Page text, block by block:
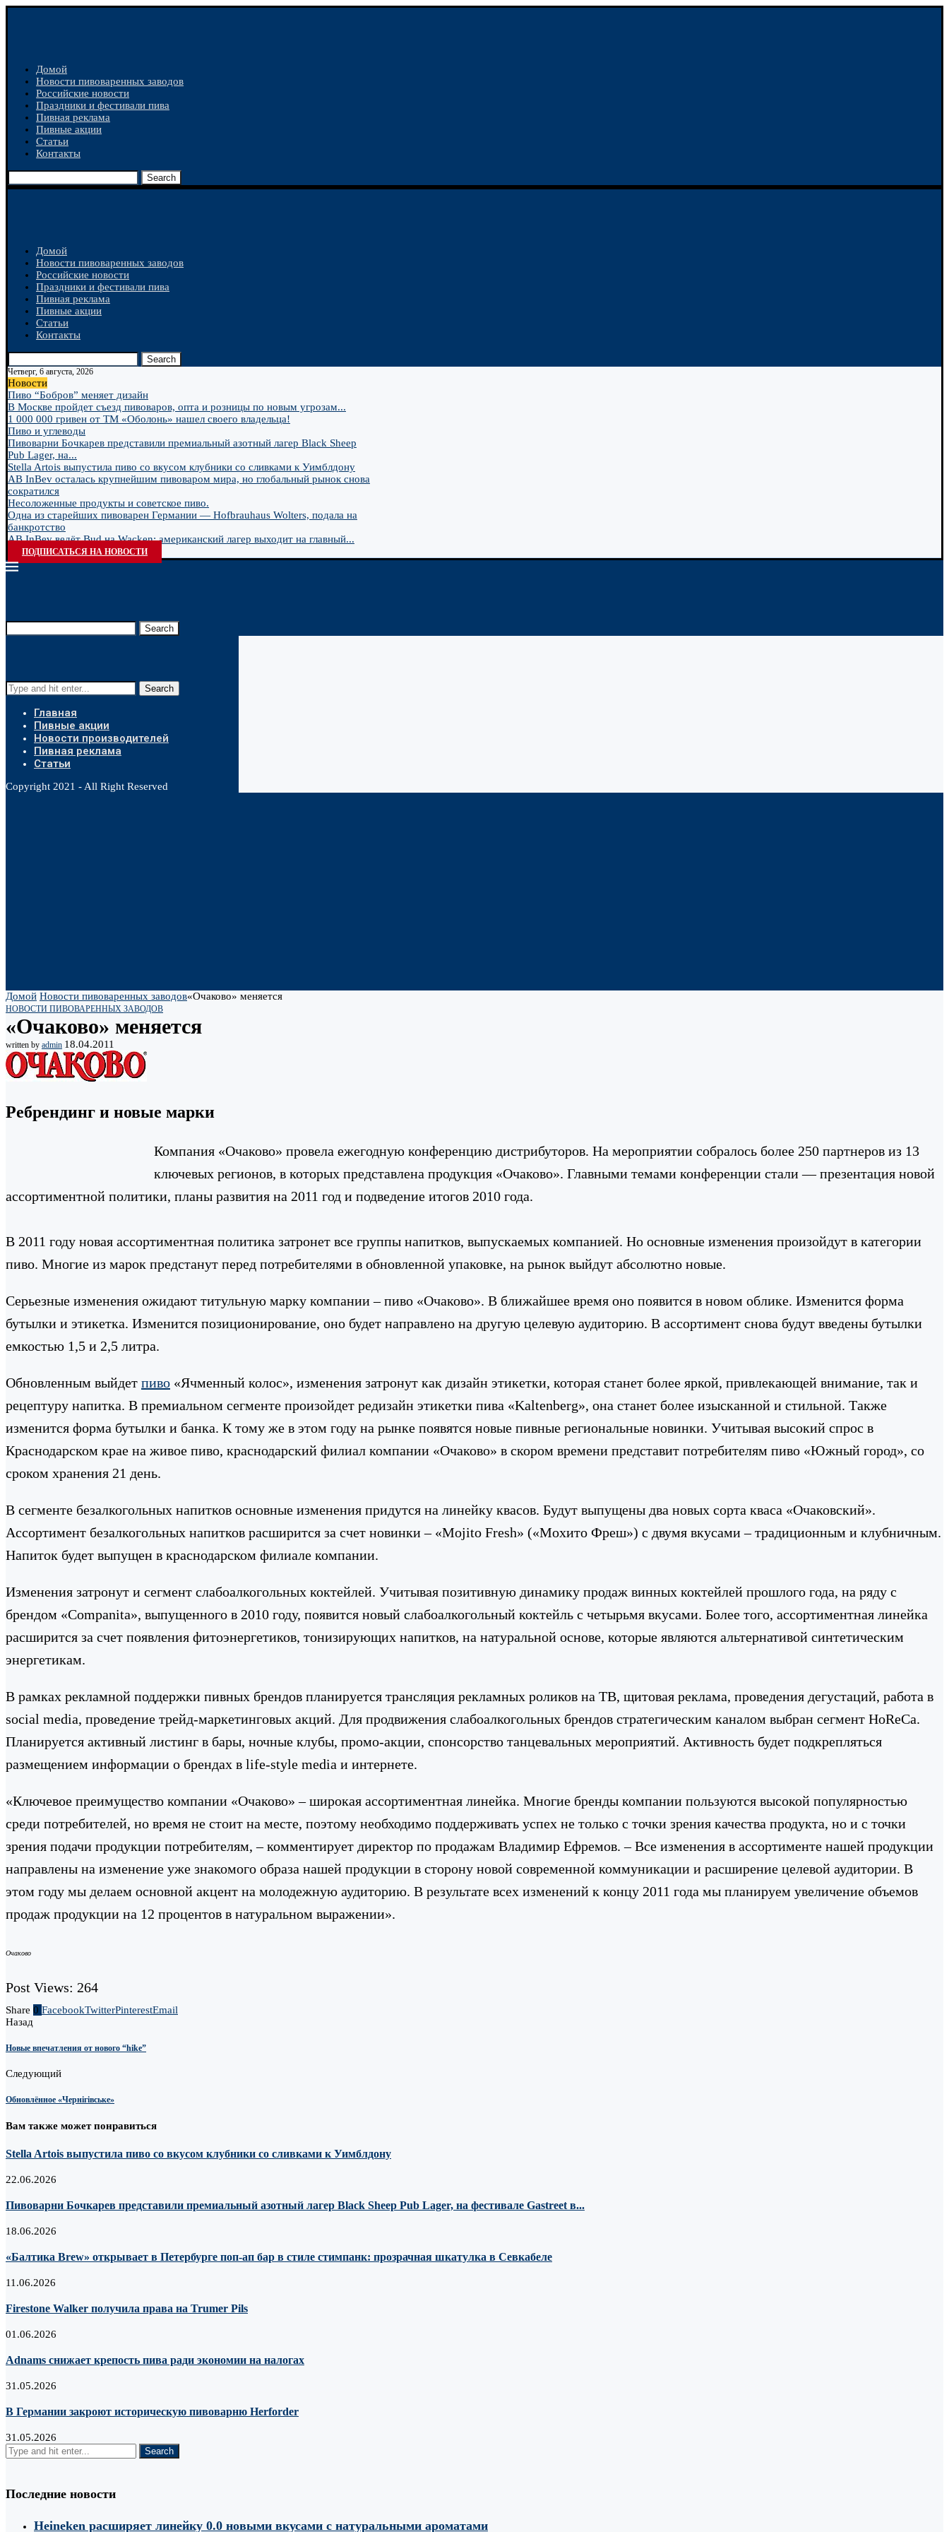
Домой
Новости пивоваренных заводов
Российские новости
Праздники и фестивали пива
Пивная реклама
Пивные акции
Статьи
Контакты
Search
Домой
Новости пивоваренных заводов
Российские новости
Праздники и фестивали пива
Пивная реклама
Пивные акции
Статьи
Контакты
Search
Четверг, 6 августа, 2026
Новости
Пиво “Бобров” меняет дизайн
В Москве пройдет съезд пивоваров, опта и розницы по новым угрозам...
1 000 000 гривен от ТМ «Оболонь» нашел своего владельца!
Пиво и углеводы
Пивоварни Бочкарев представили премиальный азотный лагер Black Sheep
Pub Lager, на...
Stella Artois выпустила пиво со вкусом клубники со сливками к Уимблдону
AB InBev осталась крупнейшим пивоваром мира, но глобальный рынок снова
сократился
Несоложенные продукты и советское пиво.
Одна из старейших пивоварен Германии — Hofbrauhaus Wolters, подала на
банкротство
AB InBev ведёт Bud на Wacken: американский лагер выходит на главный...
ПОДПИСАТЬСЯ НА НОВОСТИ
Search
Search
Главная
Пивные акции
Новости производителей
Пивная реклама
Статьи
Copyright 2021 - All Right Reserved
Домой Новости пивоваренных заводов«Очаково» меняется
НОВОСТИ ПИВОВАРЕННЫХ ЗАВОДОВ
«Очаково» меняется
written by admin 18.04.2011
Ребрендинг и новые марки
Компания «Очаково» провела ежегодную конференцию дистрибуторов. На мероприятии собралось более 250 партнеров из 13
ключевых регионов, в которых представлена продукция «Очаково». Главными темами конференции стали — презентация новой
ассортиментной политики, планы развития на 2011 год и подведение итогов 2010 года.
В 2011 году новая ассортиментная политика затронет все группы напитков, выпускаемых компанией. Но основные изменения произойдут в категории
пиво. Многие из марок предстанут перед потребителями в обновленной упаковке, на рынок выйдут абсолютно новые.
Серьезные изменения ожидают титульную марку компании – пиво «Очаково». В ближайшее время оно появится в новом облике. Изменится форма
бутылки и этикетка. Изменится позиционирование, оно будет направлено на другую целевую аудиторию. В ассортимент снова будут введены бутылки
емкостью 1,5 и 2,5 литра.
Обновленным выйдет пиво «Ячменный колос», изменения затронут как дизайн этикетки, которая станет более яркой, привлекающей внимание, так и
рецептуру напитка. В премиальном сегменте произойдет редизайн этикетки пива «Kaltenberg», она станет более изысканной и стильной. Также
изменится форма бутылки и банка. К тому же в этом году на рынке появятся новые пивные региональные новинки. Учитывая высокий спрос в
Краснодарском крае на живое пиво, краснодарский филиал компании «Очаково» в скором времени представит потребителям пиво «Южный город», со
сроком хранения 21 день.
В сегменте безалкогольных напитков основные изменения придутся на линейку квасов. Будут выпущены два новых сорта кваса «Очаковский».
Ассортимент безалкогольных напитков расширится за счет новинки – «Mojito Fresh» («Мохито Фреш») c двумя вкусами – традиционным и клубничным.
Напиток будет выпущен в краснодарском филиале компании.
Изменения затронут и сегмент слабоалкогольных коктейлей. Учитывая позитивную динамику продаж винных коктейлей прошлого года, на ряду с
брендом «Companita», выпущенного в 2010 году, появится новый слабоалкогольный коктейль с четырьмя вкусами. Более того, ассортиментная линейка
расширится за счет появления фитоэнергетиков, тонизирующих напитков, на натуральной основе, которые являются альтернативой синтетическим
энергетикам.
В рамках рекламной поддержки пивных брендов планируется трансляция рекламных роликов на ТВ, щитовая реклама, проведения дегустаций, работа в
social media, проведение трейд-маркетинговых акций. Для продвижения слабоалкогольных брендов стратегическим каналом выбран сегмент HoReCa.
Планируется активный листинг в бары, ночные клубы, промо-акции, спонсорство танцевальных мероприятий. Активность будет подкрепляться
размещением информации о брендах в life-style media и интернете.
«Ключевое преимущество компании «Очаково» – широкая ассортиментная линейка. Многие бренды компании пользуются высокой популярностью
среди потребителей, но время не стоит на месте, поэтому необходимо поддерживать успех не только с точки зрения качества продукта, но и с точки
зрения подачи продукции потребителям, – комментирует директор по продажам Владимир Ефремов. – Все изменения в ассортименте нашей продукции
направлены на изменение уже знакомого образа нашей продукции в сторону новой современной коммуникации и расширение целевой аудитории. В
этом году мы делаем основной акцент на молодежную аудиторию. В результате всех изменений к концу 2011 года мы планируем увеличение объемов
продаж продукции на 12 процентов в натуральном выражении».
Очаково
Post Views: 264
Share 0 FacebookTwitterPinterestEmail
Назад
Новые впечатления от нового “hike”
Следующий
Обновлённое «Чернігівське»
Вам также может понравиться
Stella Artois выпустила пиво со вкусом клубники со сливками к Уимблдону
22.06.2026
Пивоварни Бочкарев представили премиальный азотный лагер Black Sheep Pub Lager, на фестивале Gastreet в...
18.06.2026
«Балтика Brew» открывает в Петербурге поп-ап бар в стиле стимпанк: прозрачная шкатулка в Севкабеле
11.06.2026
Firestone Walker получила права на Trumer Pils
01.06.2026
Adnams снижает крепость пива ради экономии на налогах
31.05.2026
В Германии закроют историческую пивоварню Herforder
31.05.2026
Последние новости
Heineken расширяет линейку 0.0 новыми вкусами с натуральными ароматами